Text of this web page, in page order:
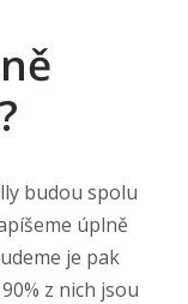
budou spolu
úplně
je pak
z nich jsou